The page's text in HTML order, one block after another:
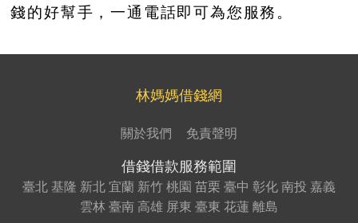
錢的好幫手，一通電話即可為您服務。
林媽媽借錢網
關於我們 免責聲明
借錢借款服務範圍
臺北 基隆 新北 宜蘭 新竹 桃園 苗栗 臺中 彰化 南投 嘉義
雲林 臺南 高雄 屏東 臺東 花蓮 離島